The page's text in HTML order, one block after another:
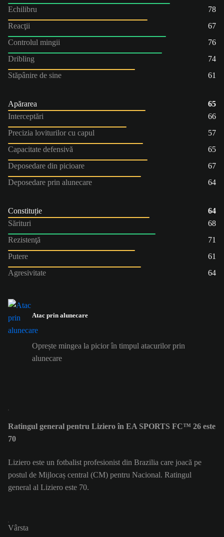
Echilibru
78
Reacţii
67
Controlul mingii
76
Dribling
74
Stăpânire de sine
61
Apărarea
65
Interceptări
66
Precizia loviturilor cu capul
57
Capacitate defensivă
65
Deposedare din picioare
67
Deposedare prin alunecare
64
Constituție
64
Sărituri
68
Rezistenţă
71
Putere
61
Agresivitate
64
Atac prin alunecare
Oprește mingea la picior în timpul atacurilor prin
alunecare
Ratingul general pentru Liziero în EA SPORTS FC™ 26 este
70
Liziero este un fotbalist profesionist din Brazilia care joacă pe
postul de Mijlocaș central (CM) pentru Nacional. Ratingul
general al Liziero este 70.
Vârsta